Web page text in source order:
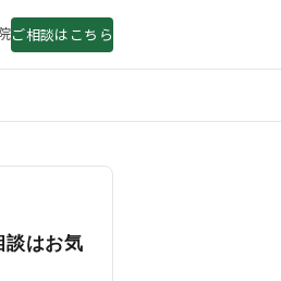
ご相談はこちら
談はお気